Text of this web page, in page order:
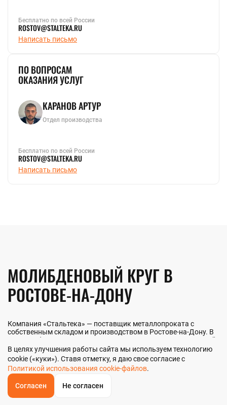
ОБРАТНЫЙЗВОНОК
Бесплатно по всей России
ROSTOV@STALTEKA.RU
Написать письмо
ПО ВОПРОСАМ
ОКАЗАНИЯ УСЛУГ
КАРАНОВ АРТУР
Отдел производства
Бесплатно по всей России
ROSTOV@STALTEKA.RU
Написать письмо
МОЛИБДЕНОВЫЙ КРУГ В
РОСТОВЕ-НА-ДОНУ
Компания «Стальтека» — поставщик металлопроката с
собственным складом и производством в Ростове-на-Дону. В
наличии более 130 видов металлопроката и 70 наименований
металлоизделий — черный, цветной и нержавеющий прокат
любых типоразмеров. Мы реализуем молибденовый круг как
оптом, так и в розницу прямо со склада из наличия или под
заказ. Контроль качества на всех этапах — от входного
анализа до отгрузки.
Главная
В целях улучшения работы сайта мы используем технологию
cookie («куки»). Ставя отметку, я даю свое согласие с
Политикой использования cookie-файлов.
Согласен Не согласен